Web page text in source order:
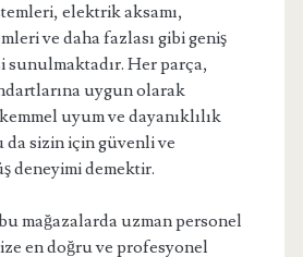
elektrik aksamı,
ve daha fazlası gibi geniş
Her parça,
uygun olarak
uyum ve dayanıklılık
da sizin için güvenli ve
deneyimi demektir.
mağazalarda uzman personel
en doğru ve profesyonel